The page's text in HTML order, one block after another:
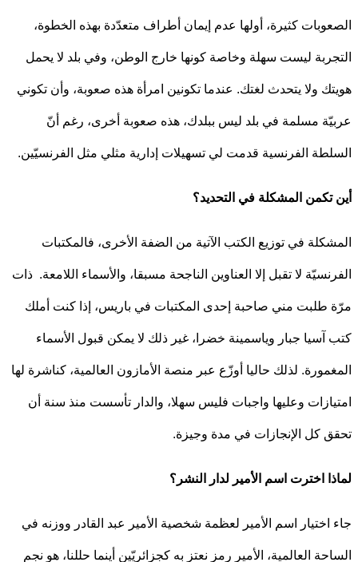
كثيرة، أولها عدم إيمان أطراف متعدّدة بهذه الخطوة،
ليست سهلة وخاصة كونها خارج الوطن، وفي بلد لا يحمل
ولا يتحدث لغتك. عندما تكونين امرأة هذه صعوبة، وأن تكوني
مسلمة في بلد ليس ببلدك، هذه صعوبة أخرى، رغم أنّ
الفرنسية قدمت لي تسهيلات إدارية مثلي مثل الفرنسيّين.
المشكلة في التحديد؟
في توزيع الكتب الآتية من الضفة الأخرى، فالمكتبات
لا تقبل إلا العناوين الناجحة مسبقا، والأسماء اللامعة. ذات
طلبت مني صاحبة إحدى المكتبات في باريس، إذا كنت أملك
جبار وياسمينة خضرا، غير ذلك لا يمكن قبول الأسماء
لذلك حاليا أوزّع عبر منصة الأمازون العالمية، كناشرة لها
وعليها واجبات فليس سهلا، والدار تأسست منذ سنة أن
كل الإنجازات في مدة وجيزة.
اخترت اسم الأمير لدار النشر؟
اسم الأمير لعظمة شخصية الأمير عبد القادر ووزنه في
العالمية، الأمير رمز نعتز به كجزائريّين أينما حللنا، هو نجم